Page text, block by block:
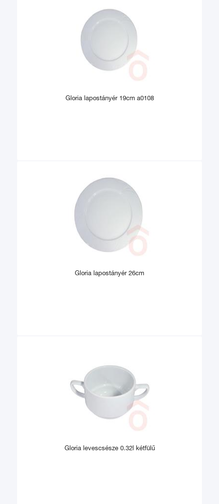
Gloria lapostányér 19cm a0108
Gloria lapostányér 26cm
Gloria levescsésze 0.32l kétfülű